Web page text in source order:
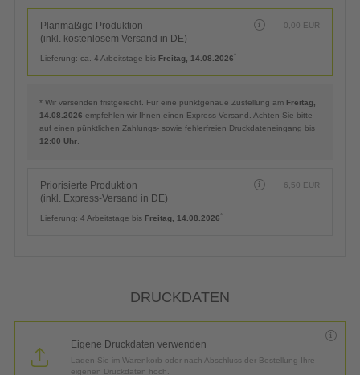
Planmäßige Produktion
(inkl. kostenlosem Versand in DE)
0,00 EUR
Lieferung: ca. 4 Arbeitstage bis Freitag, 14.08.2026*
* Wir versenden fristgerecht. Für eine punktgenaue Zustellung am Freitag,
14.08.2026 empfehlen wir Ihnen einen Express-Versand. Achten Sie bitte
auf einen pünktlichen Zahlungs- sowie fehlerfreien Druckdateneingang bis
12:00 Uhr
Priorisierte Produktion
(inkl. Express-Versand in DE)
6,50 EUR
Lieferung: 4 Arbeitstage bis Freitag, 14.08.2026*
DRUCKDATEN
Eigene Druckdaten verwenden
Laden Sie im Warenkorb oder nach Abschluss der Bestellung Ihre
eigenen Druckdaten hoch.